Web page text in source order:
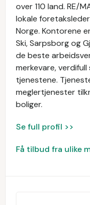
over 110 land. RE/
lokale
Norge. Kontorene
Ski, Sarpsborg og
de beste
merkevare,
tjenestene.
meglertjenester
boliger.
Se full profil >>
Få tilbud fra ulike